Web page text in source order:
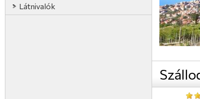
Látnivalók